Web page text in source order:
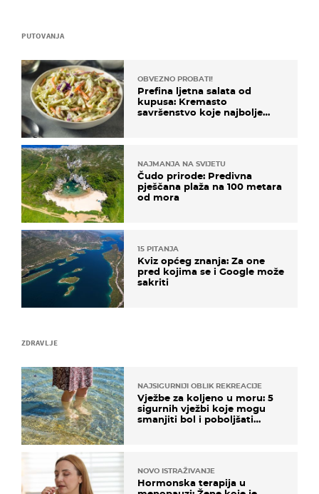
ZDRAVLJE
NAJSIGURNIJI OBLIK REKREACIJE
Vježbe za koljeno u moru: 5
sigurnih vježbi koje mogu
smanjiti bol i poboljšati
NOVO ISTRAŽIVANJE
Hormonska terapija u
PUTOVANJA
OBVEZNO PROBATI!
Prefina ljetna salata od
kupusa: Kremasto
savršenstvo koje najbolje
NAJMANJA NA SVIJETU
Čudo prirode: Predivna
pješčana plaža na 100 metara
od mora
15 PITANJA
Kviz općeg znanja: Za one
pred kojima se i Google može
sakriti